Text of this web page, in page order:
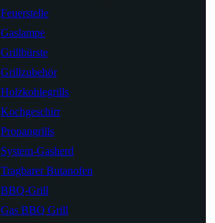
Feuerstelle
Gaslampe
Grillbürste
Grillzubehör
Holzkohlegrills
Kochgeschirr
Propangrills
System-Gasherd
Tragbarer Butanofen
BBQ-Grill
Gas BBQ Grill